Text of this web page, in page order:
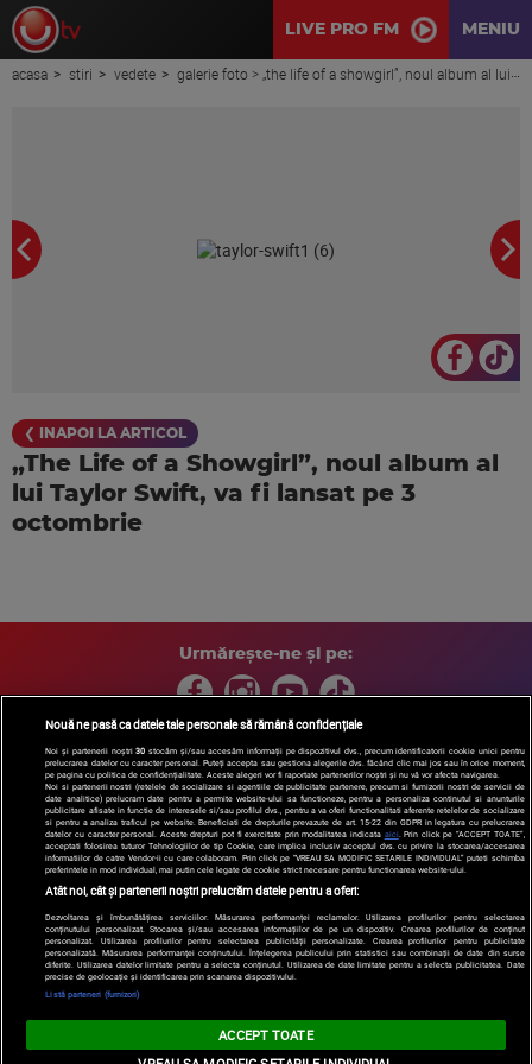
LIVE PRO FM MENIU
acasa stiri vedete galerie foto > „the life of a showgirl”, noul album al lui taylor swift, va fi lansat pe 3 octombrie
❮ INAPOI LA ARTICOL
„The Life of a Showgirl”, noul album al
lui Taylor Swift, va fi lansat pe 3
octombrie
Urmărește-ne și pe:
Copyright © 2026 / DIGI ROMANIA S.A.
Arhiva
Comunicate de presă Politica de confidentialitate
Termeni
si conditii
Gestionați preferințele| Contact/Info Codul etic
Nouă ne pasă ca datele tale personale să rămână confidențiale
Noi și partenerii noștri30 stocăm și/sau accesăm informații pe dispozitivul dvs., precum identificatorii cookie unici pentru
prelucrarea datelor cu caracter personal. Puteți accepta sau gestiona alegerile dvs. făcând clic mai jos sau în orice moment,
pe pagina cu politica de confidențialitate. Aceste alegeri vor fi raportate partenerilor noștri și nu vă vor afecta navigarea.
Noi si partenerii nostri (retelele de socializare si agentiile de publicitate partenere, precum si furnizorii nostri de servicii de
date analitice) prelucram date pentru a permite website-ului sa functioneze, pentru a personaliza continutul si anunturile
publicitare afisate in functie de interesele si/sau profilul dvs., pentru a va oferi functionalitati aferente retelelor de socializare
si pentru a analiza traficul pe website. Beneficiati de drepturile prevazute de art. 15-22 din GDPR in legatura cu prelucrarea
datelor cu caracter personal. Aceste drepturi pot fi exercitate prin modalitatea indicata aici. Prin click pe “ACCEPT TOATE”,
acceptati folosirea tuturor Tehnologiilor de tip Cookie, care implica inclusiv acceptul dvs. cu privire la stocarea/accesarea
informatiilor de catre Vendor-ii cu care colaboram. Prin click pe “VREAU SA MODIFIC SETARILE INDIVIDUAL” puteti schimba
preferintele in mod individual, mai putin cele legate de cookie strict necesare pentru functionarea website-ului.
Atât noi, cât și partenerii noștri prelucrăm datele pentru a oferi:
Dezvoltarea și îmbunătățirea serviciilor. Măsurarea performanței reclamelor. Utilizarea profilurilor pentru selectarea
conținutului personalizat. Stocarea și/sau accesarea informațiilor de pe un dispozitiv. Crearea profilurilor de conținut
personalizat. Utilizarea profilurilor pentru selectarea publicității personalizate. Crearea profilurilor pentru publicitate
personalizată. Măsurarea performanței conținutului. Înțelegerea publicului prin statistici sau combinații de date din surse
diferite. Utilizarea datelor limitate pentru a selecta conținutul. Utilizarea de date limitate pentru a selecta publicitatea. Date
precise de geolocație și identificarea prin scanarea dispozitivului.
Listă parteneri (furnizori)
ACCEPT TOATE